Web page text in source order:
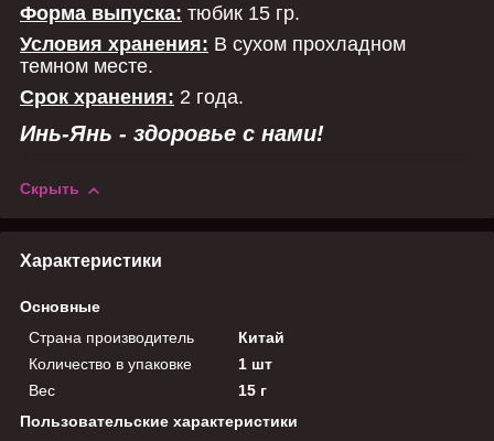
Форма выпуска: тюбик 15 гр.
Условия хранения: В сухом прохладном
темном месте.
Срок хранения: 2 года.
Инь-Янь - здоровье с нами!
Скрыть
Характеристики
Основные
Страна производитель
Китай
Количество в упаковке
1 шт
Вес
15 г
Пользовательские характеристики